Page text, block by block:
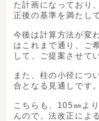
た計画になっており
正後の基準を満たし
今後は計算方法が変
はこれまで通り、ご
して、ご提案させて
また、柱の小径につ
合となる見通しです。
こちらも、105㎜よ
んので、法改正によ